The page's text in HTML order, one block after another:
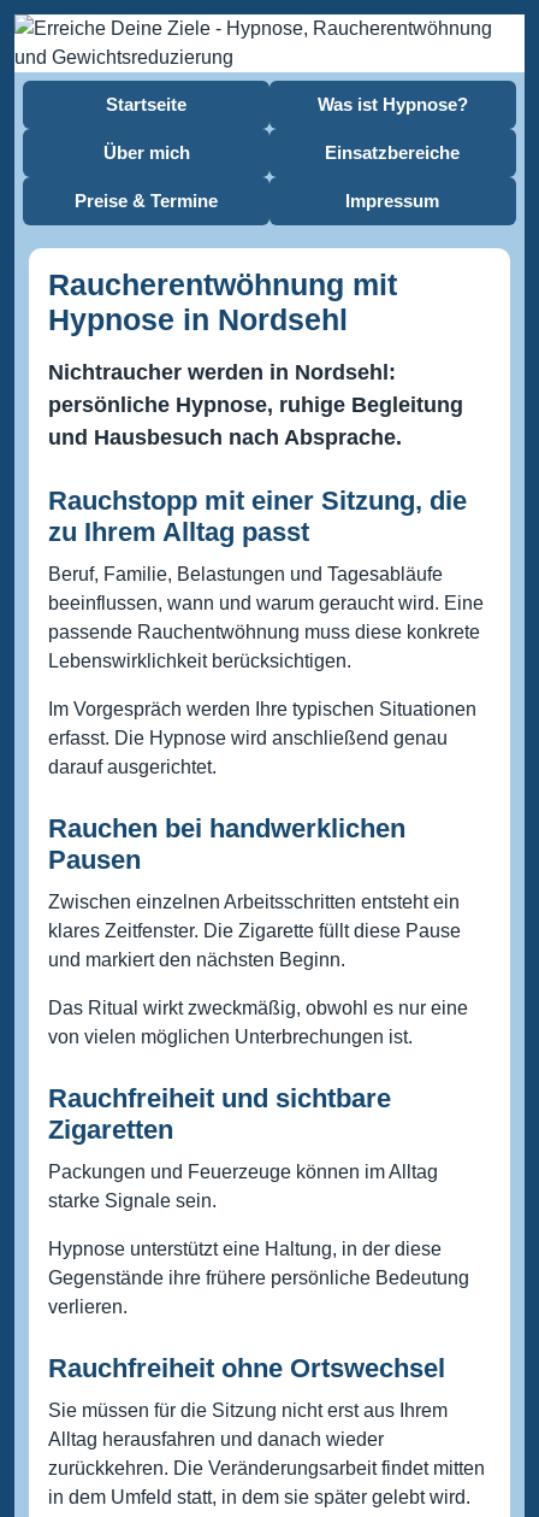
Startseite Was ist Hypnose?
Über mich Einsatzbereiche
Preise & Termine Impressum
Raucherentwöhnung mit
Hypnose in Nordsehl
Nichtraucher werden in Nordsehl:
persönliche Hypnose, ruhige Begleitung
und Hausbesuch nach Absprache.
Rauchstopp mit einer Sitzung, die
zu Ihrem Alltag passt
Beruf, Familie, Belastungen und Tagesabläufe
beeinflussen, wann und warum geraucht wird. Eine
passende Rauchentwöhnung muss diese konkrete
Lebenswirklichkeit berücksichtigen.
Im Vorgespräch werden Ihre typischen Situationen
erfasst. Die Hypnose wird anschließend genau
darauf ausgerichtet.
Rauchen bei handwerklichen
Pausen
Zwischen einzelnen Arbeitsschritten entsteht ein
klares Zeitfenster. Die Zigarette füllt diese Pause
und markiert den nächsten Beginn.
Das Ritual wirkt zweckmäßig, obwohl es nur eine
von vielen möglichen Unterbrechungen ist.
Rauchfreiheit und sichtbare
Zigaretten
Packungen und Feuerzeuge können im Alltag
starke Signale sein.
Hypnose unterstützt eine Haltung, in der diese
Gegenstände ihre frühere persönliche Bedeutung
verlieren.
Rauchfreiheit ohne Ortswechsel
Sie müssen für die Sitzung nicht erst aus Ihrem
Alltag herausfahren und danach wieder
zurückkehren. Die Veränderungsarbeit findet mitten
in dem Umfeld statt, in dem sie später gelebt wird.